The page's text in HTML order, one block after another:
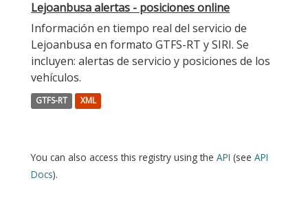
Lejoanbusa alertas - posiciones online
Información en tiempo real del servicio de
Lejoanbusa en formato GTFS-RT y SIRI. Se
incluyen: alertas de servicio y posiciones de los
vehículos.
GTFS-RT XML
You can also access this registry using the API (see API
Docs).